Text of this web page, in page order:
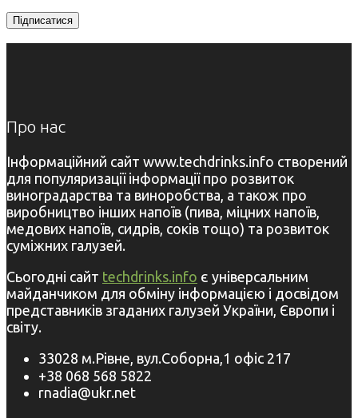
Про нас
Інформаційний сайт www.techdrinks.info створений
для популяризації інформації про розвиток
виноградарства та виноробства, а також про
виробництво інших напоїв (пива, міцних напоїв,
медових напоїв, сидрів, соків тощо) та розвиток
суміжних галузей.
Сьогодні сайт techdrinks.info є універсальним
майданчиком для обміну інформацією і досвідом
представників згаданих галузей України, Європи і
світу.
33028 м.Рівне, вул.Соборна,1 офіс 217
+38 068 568 5822
rnadia@ukr.net